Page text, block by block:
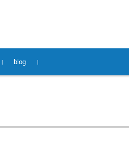
blog